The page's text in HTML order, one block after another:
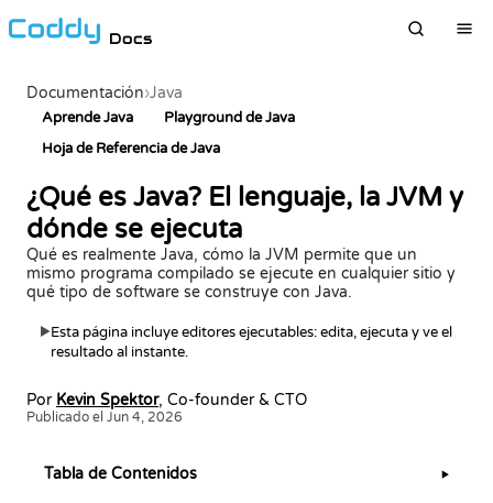
Docs
Documentación›Java
Aprende Java
Playground de Java
Hoja de Referencia de Java
¿Qué es Java? El lenguaje, la JVM y
dónde se ejecuta
Qué es realmente Java, cómo la JVM permite que un
mismo programa compilado se ejecute en cualquier sitio y
qué tipo de software se construye con Java.
▶Esta página incluye editores ejecutables: edita, ejecuta y ve el
resultado al instante.
Por Kevin Spektor, Co-founder & CTO
Publicado el Jun 4, 2026
Tabla de Contenidos ▶